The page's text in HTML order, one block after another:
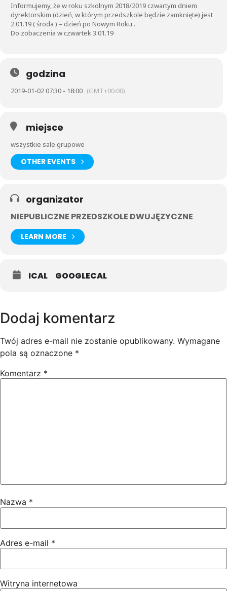
Informujemy, że w roku szkolnym 2018/2019 czwartym dniem
dyrektorskim (dzień, w którym przedszkole będzie zamknięte) jest
2.01.19 ( środa ) – dzień po Nowym Roku .
Do zobaczenia w czwartek 3.01.19
godzina
2019-01-02 07:30 - 18:00 (GMT+00:00)
miejsce
wszystkie sale grupowe
OTHER EVENTS
organizator
NIEPUBLICZNE PRZEDSZKOLE DWUJĘZYCZNE
LEARN MORE
ICAL GOOGLECAL
Dodaj komentarz
Twój adres e-mail nie zostanie opublikowany. Wymagane
pola są oznaczone *
Komentarz *
Nazwa *
Adres e-mail *
Witryna internetowa